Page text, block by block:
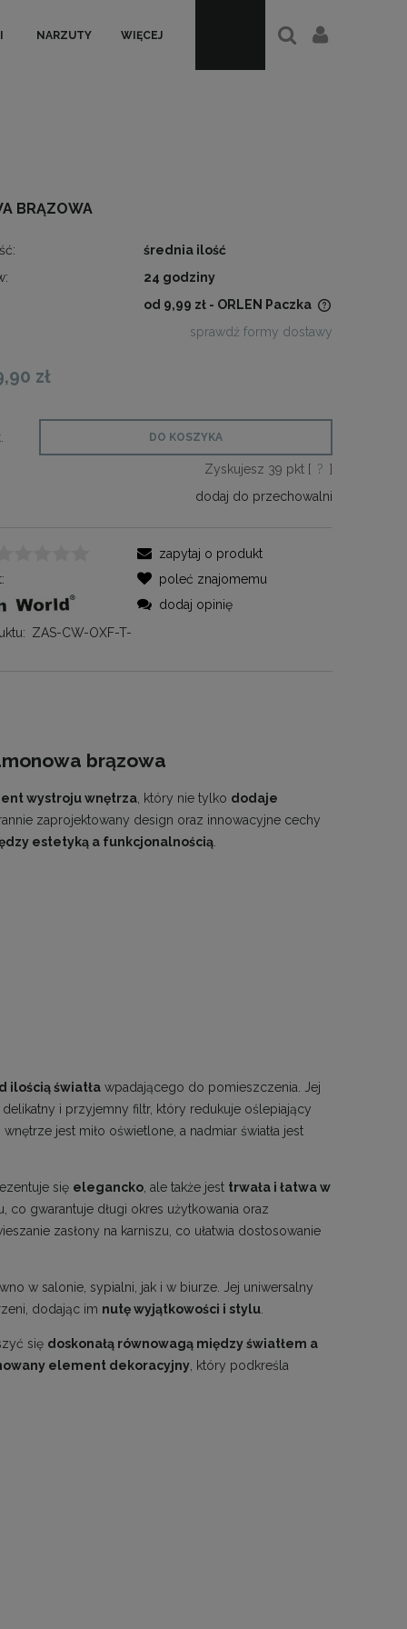
NARZUTY WIĘCEJ
BRĄZOWA
średnia ilość
24 godziny
od 9,99 zł - ORLEN Paczka
sprawdź formy dostawy
zł
DO KOSZYKA
Zyskujesz 39 pkt [ ? ]
dodaj do przechowalni
ZAS-CW-OXF-T-
zapytaj o produkt
poleć znajomemu
dodaj opinię
brązowa
wystroju wnętrza, który nie tylko dodaje
zaprojektowany design oraz innowacyjne cechy
estetyką a funkcjonalnością.
ilością światła wpadającego do pomieszczenia. Jej
i przyjemny filtr, który redukuje oślepiający
jest miło oświetlone, a nadmiar światła jest
się elegancko, ale także jest trwała i łatwa w
co gwarantuje długi okres użytkowania oraz
zasłony na karniszu, co ułatwia dostosowanie
w salonie, sypialni, jak i w biurze. Jej uniwersalny
dodając im nutę wyjątkowości i stylu.
się doskonałą równowagą między światłem a
element dekoracyjny, który podkreśla